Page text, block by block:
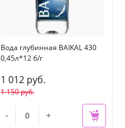
Вода глубинная BAIKAL 430
0,45л*12 б/г
1 012 руб.
1 150 руб.
- +